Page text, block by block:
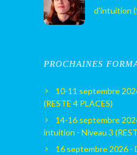
d'intuition
PROCHAINES
10-11 septembre
(RESTE 4 PLACES)
14-16 septembre
intuition - Niveau 3
16 septembre 2026 -